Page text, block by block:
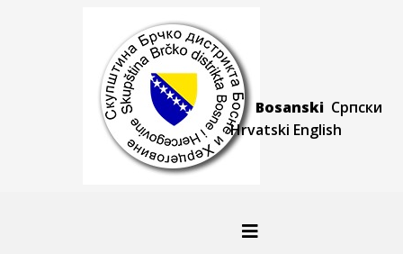
Bosanski Српски
Hrvatski English